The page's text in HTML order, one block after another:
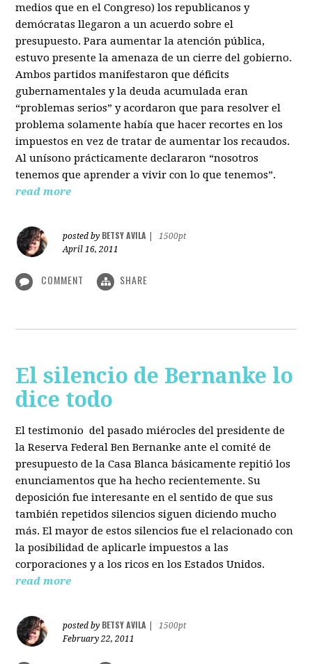
medios que en el Congreso) los republicanos y
demócratas llegaron a un acuerdo sobre el
presupuesto. Para aumentar la atención pública,
estuvo presente la amenaza de un cierre del gobierno.
Ambos partidos manifestaron que déficits
gubernamentales y la deuda acumulada eran
“problemas serios” y acordaron que para resolver el
problema solamente había que hacer recortes en los
impuestos en vez de tratar de aumentar los recaudos.
Al unísono prácticamente declararon “nosotros
tenemos que aprender a vivir con lo que tenemos”.
read more
posted by BETSY AVILA
1500pt
April 16, 2011
COMMENT SHARE
El silencio de Bernanke lo
dice todo
El testimonio del pasado miérocles del presidente de
la Reserva Federal Ben Bernanke ante el comité de
presupuesto de la Casa Blanca básicamente repitió los
enunciamentos que ha hecho recientemente. Su
deposición fue interesante en el sentido de que sus
también repetidos silencios siguen diciendo mucho
más. El mayor de estos silencios fue el relacionado con
la posibilidad de aplicarle impuestos a las
corporaciones y a los ricos en los Estados Unidos.
read more
posted by BETSY AVILA
1500pt
February 22, 2011